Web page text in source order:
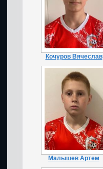
Кочуров Вячеслав
Малышев Артем